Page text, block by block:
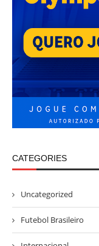
CATEGORIES
Uncategorized
Futebol Brasileiro